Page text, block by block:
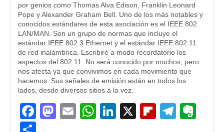
por genios como Thomas Alva Edison, Franklin Leonard
Pope y Alexander Graham Bell. Uno de los más notables y
conocidos estándares de esta asociación es el IEEE 802
LAN/MAN. Son un grupo de normas que incluye el
estándar IEEE 802.3 Ethernet y el estándar IEEE 802.11
de red inalámbrica. Escribiré a modo recordatorio los
aspectos del 802.11. No será conocido por muchos, pero
nos afecta ya que convivimos en cada movimiento que
hacemos. Sus señales de emisión están en todos los
lados, desde diversos sitios a la vez.
Facebook
Mastodon
EmailWhatsApp
LinkedIn
X Flipboard